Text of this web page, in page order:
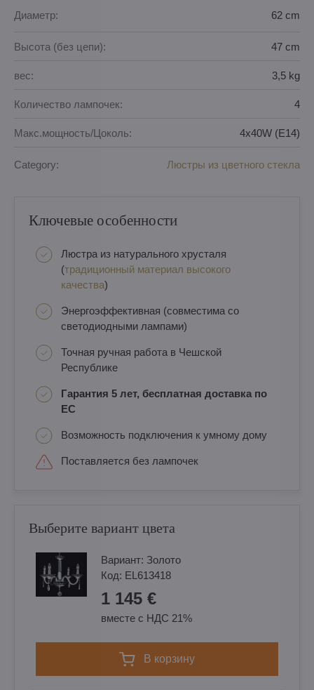
Диаметр: 62 cm
Высота (без цепи): 47 cm
вес: 3,5 kg
Количество лампочек: 4
Макс.мощность/Цоколь: 4x40W (E14)
Category: Люстры из цветного стекла
Ключевые особенности
Люстра из натурального хрусталя
(традиционный материал высокого
качества)
Энергоэффективная (совместима со
светодиодными лампами)
Точная ручная работа в Чешской
Республике
Гарантия 5 лет, бесплатная доставка по
ЕС
Возможность подключения к умному дому
Поставляется без лампочек
Выберите вариант цвета
Вариант: Золотo
Код: EL613418
1 145 €
вместе с НДС 21%
в корзину